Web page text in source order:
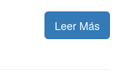
Leer Más